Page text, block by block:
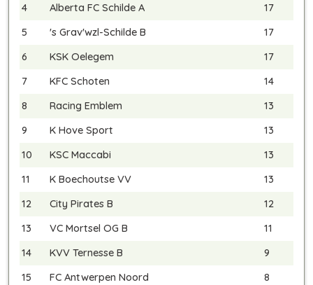
4
Alberta FC Schilde A
17
5
's Grav'wzl-Schilde B
17
6
KSK Oelegem
17
7
KFC Schoten
14
8
Racing Emblem
13
9
K Hove Sport
13
10
KSC Maccabi
13
11
K Boechoutse VV
13
12
City Pirates B
12
13
VC Mortsel OG B
11
14
KVV Ternesse B
9
15
FC Antwerpen Noord
8